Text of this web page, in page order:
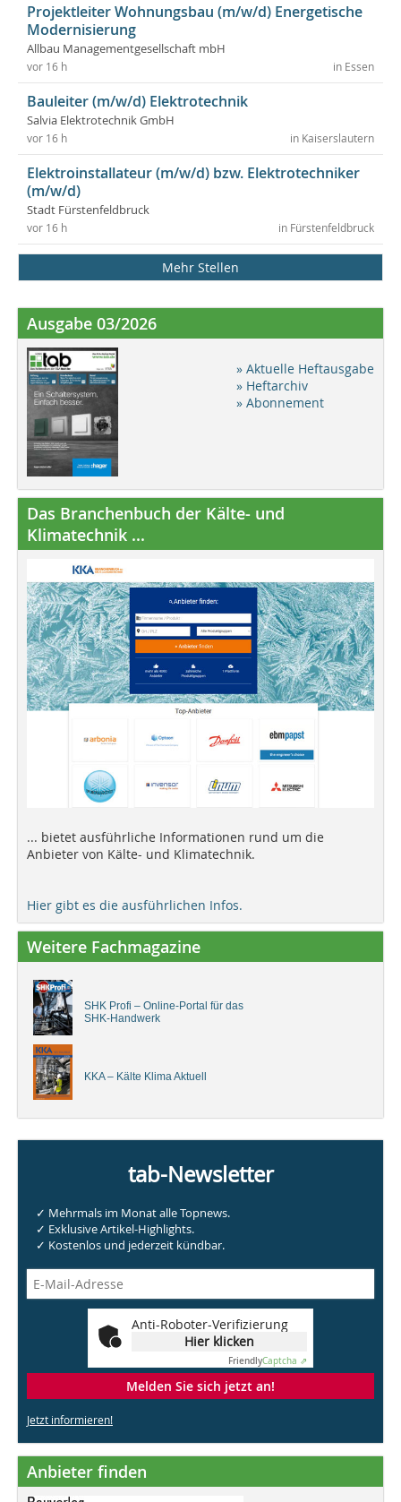
Projektleiter Wohnungsbau (m/w/d) Energetische
Modernisierung
Allbau Managementgesellschaft mbH
in Essen
vor 16 h
Bauleiter (m/w/d) Elektrotechnik
Salvia Elektrotechnik GmbH
in Kaiserslautern
vor 16 h
Elektroinstallateur (m/w/d) bzw. Elektrotechniker
(m/w/d)
Stadt Fürstenfeldbruck
in Fürstenfeldbruck
vor 16 h
Mehr Stellen
Ausgabe 03/2026
» Aktuelle Heftausgabe
» Heftarchiv
» Abonnement
Das Branchenbuch der Kälte- und
Klimatechnik ...
... bietet ausführliche Informationen rund um die
Anbieter von Kälte- und Klimatechnik.
Hier gibt es die ausführlichen Infos.
Weitere Fachmagazine
SHK Profi – Online-Portal für das
SHK-Handwerk
KKA – Kälte Klima Aktuell
tab-Newsletter
✓ Mehrmals im Monat alle Topnews.
✓ Exklusive Artikel-Highlights.
✓ Kostenlos und jederzeit kündbar.
Anti-Roboter-Verifizierung
Hier klicken
FriendlyCaptcha ⇗
Melden Sie sich jetzt an!
Jetzt informieren!
Anbieter finden